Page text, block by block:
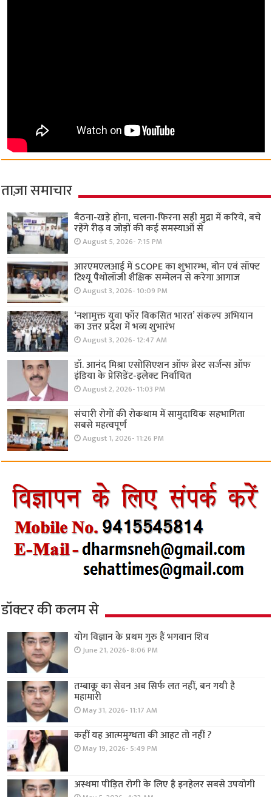
ताज़ा समाचार
बैठना-खड़े होना, चलना-फिरना सही मुद्रा में करिये, बचे
रहेंगे रीढ़ व जोड़ों की कई समस्याओं से
August 5, 2026- 7:15 PM
आरएमएलआई में SCOPE का शुभारम्भ, बोन एवं सॉफ्ट
टिश्यू पैथोलॉजी शैक्षिक सम्मेलन से करेगा आगाज
August 3, 2026- 10:09 PM
‘नशामुक्त युवा फॉर विकसित भारत’ संकल्प अभियान
का उत्तर प्रदेश में भव्य शुभारंभ
August 3, 2026- 12:47 AM
डॉ. आनंद मिश्रा एसोसिएशन ऑफ ब्रेस्ट सर्जन्स ऑफ
इंडिया के प्रेसिडेंट-इलेक्ट निर्वाचित
August 2, 2026- 11:03 PM
संचारी रोगों की रोकथाम में सामुदायिक सहभागिता
सबसे महत्वपूर्ण
August 1, 2026- 11:26 PM
डॉक्टर की कलम से
योग विज्ञान के प्रथम गुरु हैं भगवान शिव
June 21, 2026- 8:06 PM
तम्बाकू का सेवन अब सिर्फ लत नहीं, बन गयी है
महामारी
May 31, 2026- 11:17 AM
कहीं यह आत्ममुग्धता की आहट तो नहीं ?
May 19, 2026- 5:49 PM
अस्थमा पीड़ित रोगी के लिए है इनहेलर सबसे उपयोगी